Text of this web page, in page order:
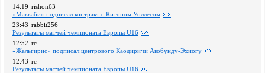
14:19 rishon63
«Маккаби» подписал контракт с Китоном Уоллесом
23:43 rabbit256
Pезультаты матчей чемпионата Европы U16
12:52 rc
«Жальгирис» подписал центрового Каодиричи Акобунду-Эхиогу
12:43 rc
Pезультаты матчей чемпионата Европы U16